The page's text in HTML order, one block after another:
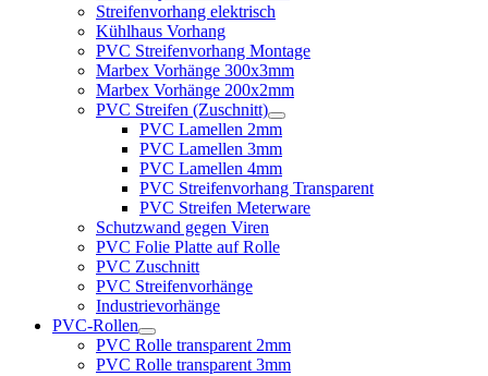
Streifenvorhang elektrisch
Kühlhaus Vorhang
PVC Streifenvorhang Montage
Marbex Vorhänge 300x3mm
Marbex Vorhänge 200x2mm
PVC Streifen (Zuschnitt)
PVC Lamellen 2mm
PVC Lamellen 3mm
PVC Lamellen 4mm
PVC Streifenvorhang Transparent
PVC Streifen Meterware
Schutzwand gegen Viren
PVC Folie Platte auf Rolle
PVC Zuschnitt
PVC Streifenvorhänge
Industrievorhänge
PVC-Rollen
PVC Rolle transparent 2mm
PVC Rolle transparent 3mm